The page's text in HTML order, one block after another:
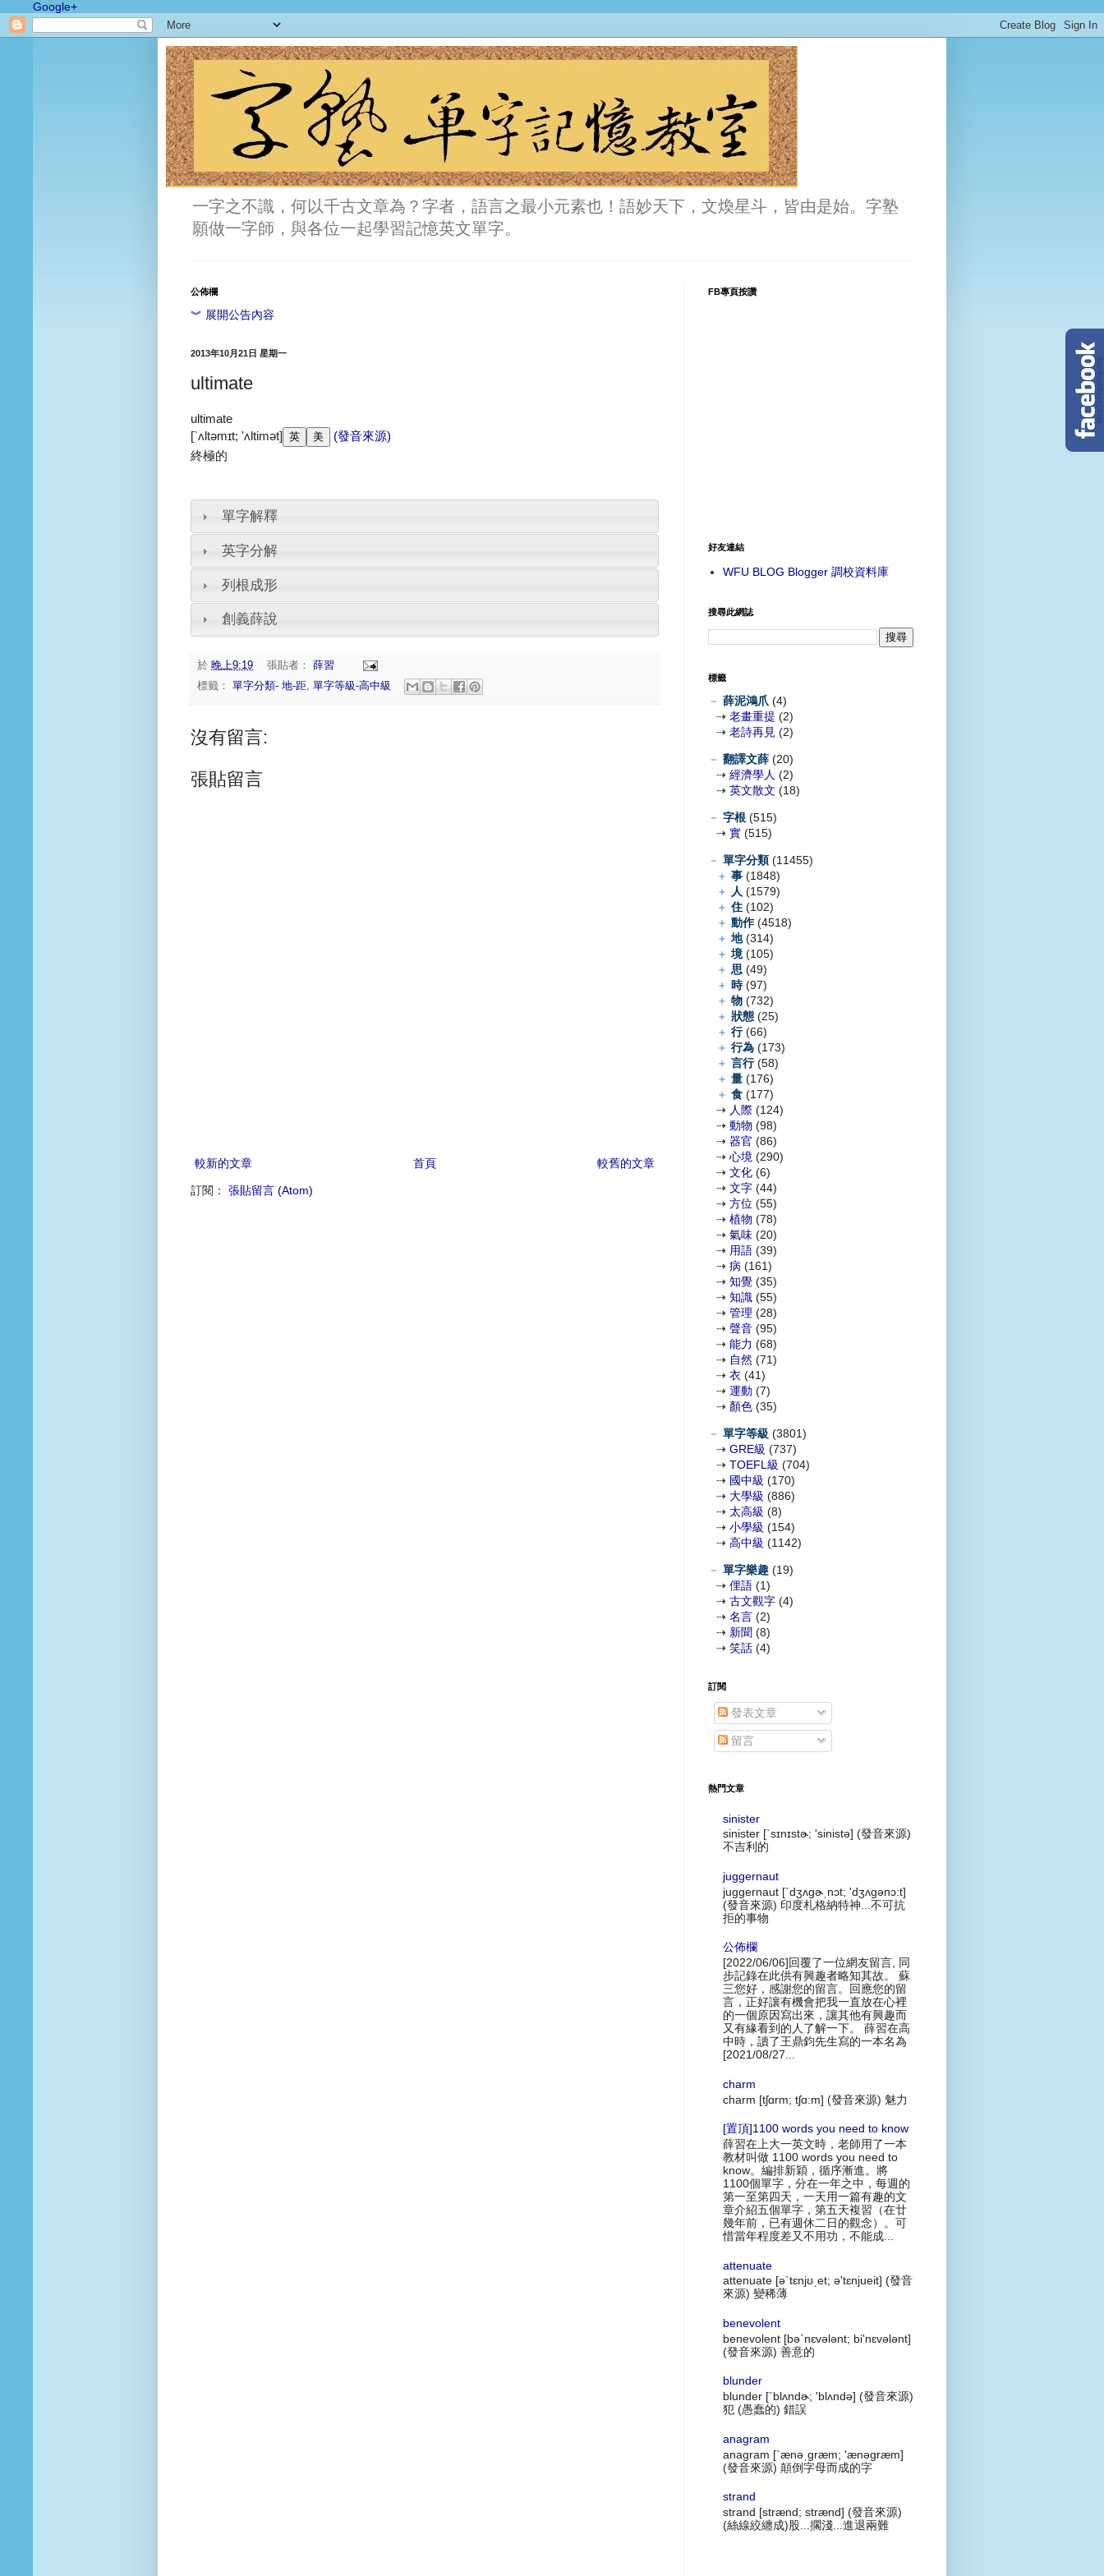
Google+
一字之不識，何以千古文章為？字者，語言之最小元素也！語妙天下，文煥星斗，皆由是始。字塾
願做一字師，與各位一起學習記憶英文單字。
公佈欄
︾ 展開公告內容
2013年10月21日 星期一
ultimate
ultimate
[`ʌltəmɪt; 'ʌltimət]
(發音來源)
終極的
單字解釋
英字分解
列根成形
創義薛說
於 晚上9:19 張貼者：
薛習
標籤： 單字分類- 地-距, 單字等級-高中級
沒有留言:
張貼留言
較新的文章 較舊的文章
首頁
訂閱： 張貼留言 (Atom)
FB專頁按讚
好友連結
WFU BLOG Blogger 調校資料庫
搜尋此網誌
標籤
－ 薛泥鴻爪 (4)
⇢ 老畫重提 (2)
⇢ 老詩再見 (2)
－ 翻譯文薛 (20)
⇢ 經濟學人 (2)
⇢ 英文散文 (18)
－ 字根 (515)
⇢ 實 (515)
－ 單字分類 (11455)
＋ 事 (1848)
＋
人 (1579)
＋ 住 (102)
＋ 動作 (4518)
＋ 地 (314)
＋ 境 (105)
＋ 思 (49)
＋ 時 (97)
＋ 物 (732)
＋ 狀態 (25)
＋ 行 (66)
＋ 行為 (173)
＋ 言行 (58)
＋ 量 (176)
＋ 食 (177)
⇢ 人際 (124)
⇢ 動物 (98)
⇢ 器官 (86)
⇢ 心境 (290)
⇢ 文化 (6)
⇢ 文字 (44)
⇢ 方位 (55)
⇢ 植物 (78)
⇢ 氣味 (20)
⇢ 用語 (39)
⇢ 病 (161)
⇢ 知覺 (35)
⇢ 知識 (55)
⇢ 管理 (28)
⇢ 聲音 (95)
⇢ 能力 (68)
⇢ 自然 (71)
⇢ 衣 (41)
⇢ 運動 (7)
⇢ 顏色 (35)
－ 單字等級 (3801)
⇢ GRE級 (737)
⇢ TOEFL級 (704)
⇢ 國中級 (170)
⇢ 大學級 (886)
⇢ 太高級 (8)
⇢ 小學級 (154)
⇢ 高中級 (1142)
－ 單字樂趣 (19)
⇢ 俚語 (1)
⇢ 古文觀字 (4)
⇢ 名言 (2)
⇢ 新聞 (8)
⇢ 笑話 (4)
訂閱
發表文章
留言
熱門文章
sinister
sinister [`sɪnɪstɚ; 'sinistə] (發音來源)
不吉利的
juggernaut
juggernaut [`dʒʌgɚˌnɔt; 'dʒʌgənɔ:t]
(發音來源) 印度札格納特神...不可抗
拒的事物
公佈欄
[2022/06/06]回覆了一位網友留言, 同
步記錄在此供有興趣者略知其故。 蘇
三您好，感謝您的留言。回應您的留
言，正好讓有機會把我一直放在心裡
的一個原因寫出來，讓其他有興趣而
又有緣看到的人了解一下。 薛習在高
中時，讀了王鼎鈞先生寫的一本名為
[2021/08/27...
charm
charm [tʃɑrm; tʃɑ:m] (發音來源) 魅力
[置頂]1100 words you need to know
薛習在上大一英文時，老師用了一本
教材叫做 1100 words you need to
know。編排新穎，循序漸進。將
1100個單字，分在一年之中，每週的
第一至第四天，一天用一篇有趣的文
章介紹五個單字，第五天複習（在廿
幾年前，已有週休二日的觀念）。可
惜當年程度差又不用功，不能成...
attenuate
attenuate [ə`tɛnjʊˌet; ə'tɛnjueit] (發音
來源) 變稀薄
benevolent
benevolent [bə`nɛvələnt; bi'nɛvələnt]
(發音來源) 善意的
blunder
blunder [`blʌndɚ; 'blʌndə] (發音來源)
犯 (愚蠢的) 錯誤
anagram
anagram [`ænəˌgræm; 'ænəgræm]
(發音來源) 顛倒字母而成的字
strand
strand [strænd; strænd] (發音來源)
(絲線絞纏成)股...擱淺...進退兩難